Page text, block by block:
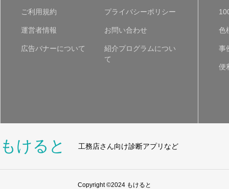
ご利用規約 プライバシーポリシー
運営者情報 お問い合わせ
広告バナーについて
紹介プログラムについ
て
色
事
便
もけると 工務店さん向け診断アプリなど
Copyright ©2024 もけると